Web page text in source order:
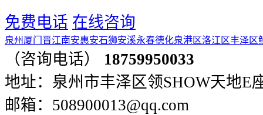
免费电话 在线咨询
泉州 厦门 晋江南安惠安石狮安溪永春德化泉港区洛江区丰泽区
（咨询电话）
18759950033
地址：泉州市丰泽区领SHOW天地E
邮箱：508900013@qq.com